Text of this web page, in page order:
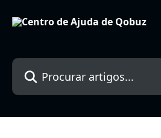
Procurar artigos...